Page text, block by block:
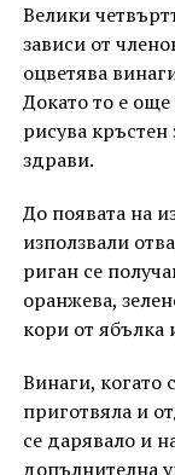
Велики
зависи от
оцветява
Докато то е
рисува кръстен
здрави.
До появата на
използвали
риган се
оранжева,
кори от ябълка
Винаги, когато
приготвяла и
се дарявало и
допълнителна